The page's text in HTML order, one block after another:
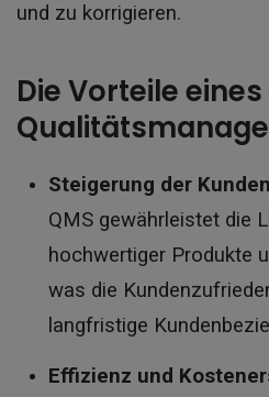
und zu korrigieren.
Die Vorteile
Steigerung der
QMS gewährleistet die
hochwertiger Produkte
was die
langfristige
Effizienz und